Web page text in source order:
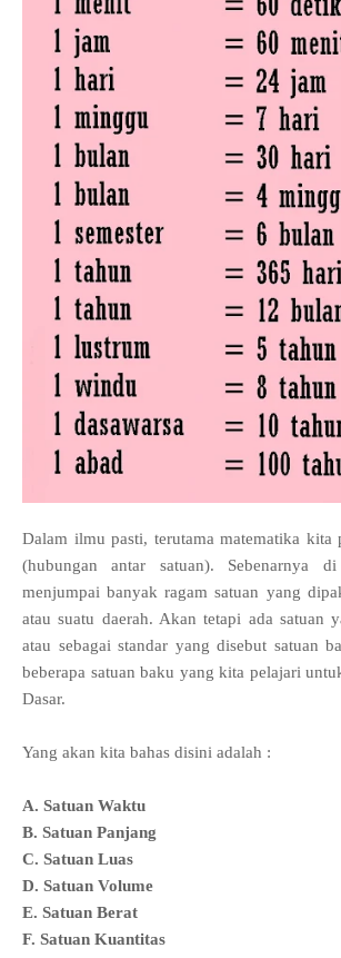
Dalam ilmu pasti, terutama matematika kita
(hubungan antar satuan). Sebenarnya
menjumpai banyak ragam satuan yang
atau suatu daerah. Akan tetapi ada satuan
atau sebagai standar yang disebut satuan
beberapa satuan baku yang kita pelajari
Dasar.
Yang akan kita bahas disini adalah :
A. Satuan Waktu
B. Satuan Panjang
C. Satuan Luas
D. Satuan Volume
E. Satuan Berat
F. Satuan Kuantitas